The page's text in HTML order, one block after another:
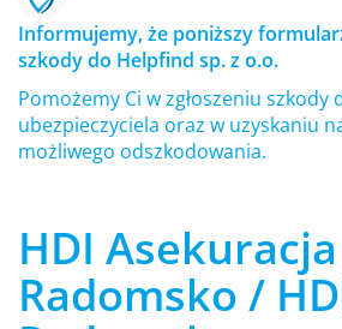
Informujemy, że poniższy
szkody do Helpfind sp. z o.o.
Pomożemy Ci w zgłoszeniu szkody
ubezpieczyciela oraz w uzyskaniu
możliwego odszkodowania.
HDI Asekuracja
Radomsko /